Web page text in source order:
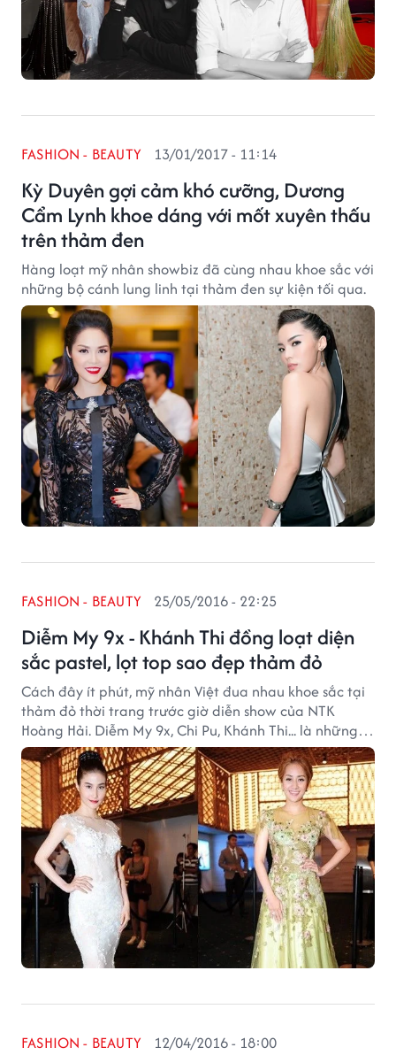
Kỳ Duyên gợi cảm khó cưỡng, Dương
Cẩm Lynh khoe dáng với mốt xuyên thấu
trên thảm đen
FASHION - BEAUTY 13/01/2017 - 11:14
Hàng loạt mỹ nhân showbiz đã cùng nhau khoe sắc với
những bộ cánh lung linh tại thảm đen sự kiện tối qua.
Diễm My 9x - Khánh Thi đồng loạt diện
sắc pastel, lọt top sao đẹp thảm đỏ
FASHION - BEAUTY 25/05/2016 - 22:25
Cách đây ít phút, mỹ nhân Việt đua nhau khoe sắc tại
thảm đỏ thời trang trước giờ diễn show của NTK
Hoàng Hải. Diễm My 9x, Chi Pu, Khánh Thi... là những
cái tên được nhắc tới nhiều nhất, lọt top sao đẹp của
hôm ngày hôm nay.
FASHION - BEAUTY 12/04/2016 - 18:00